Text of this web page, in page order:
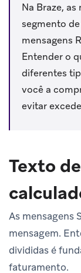
Na Braze,
segmento
mensagens
Entender o
diferentes
você a
evitar
Texto
As mensagens
mensagem.
divididas é
faturamento.